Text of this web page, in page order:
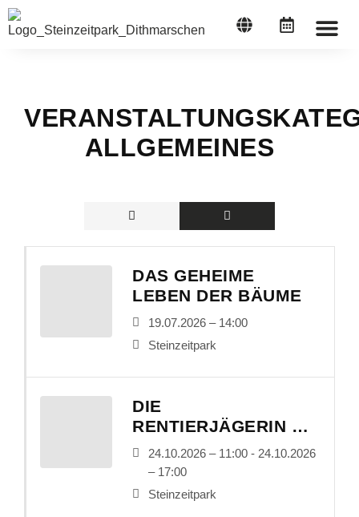
ALLGEMEINES
DAS GEHEIME
LEBEN DER BÄUME
19.07.2026 – 14:00
Steinzeitpark
DIE
RENTIERJÄGERIN –
LEBEN UND ALLTAG
IN DER
ALTSTEINZEIT
24.10.2026 – 11:00 - 24.10.2026
– 17:00
Steinzeitpark